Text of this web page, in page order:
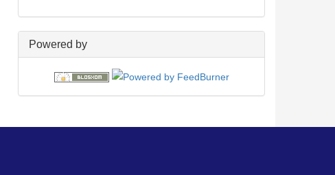
日々の出来事 160
電子書籍
Powered by